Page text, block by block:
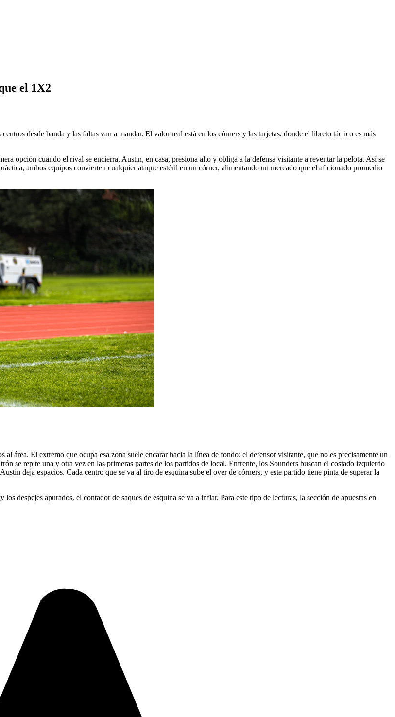
el 1X2
desde banda y las faltas van a mandar. El valor real está en los córners y las tarjetas, donde el libreto táctico es más
opción cuando el rival se encierra. Austin, en casa, presiona alto y obliga a la defensa visitante a reventar la pelota. Así se
ambos equipos convierten cualquier ataque estéril en un córner, alimentando un mercado que el aficionado promedio
área. El extremo que ocupa esa zona suele encarar hacia la línea de fondo; el defensor visitante, que no es precisamente un
se repite una y otra vez en las primeras partes de los partidos de local. Enfrente, los Sounders buscan el costado izquierdo
deja espacios. Cada centro que se va al tiro de esquina sube el over de córners, y este partido tiene pinta de superar la
despejes apurados, el contador de saques de esquina se va a inflar. Para este tipo de lecturas, la sección de apuestas en